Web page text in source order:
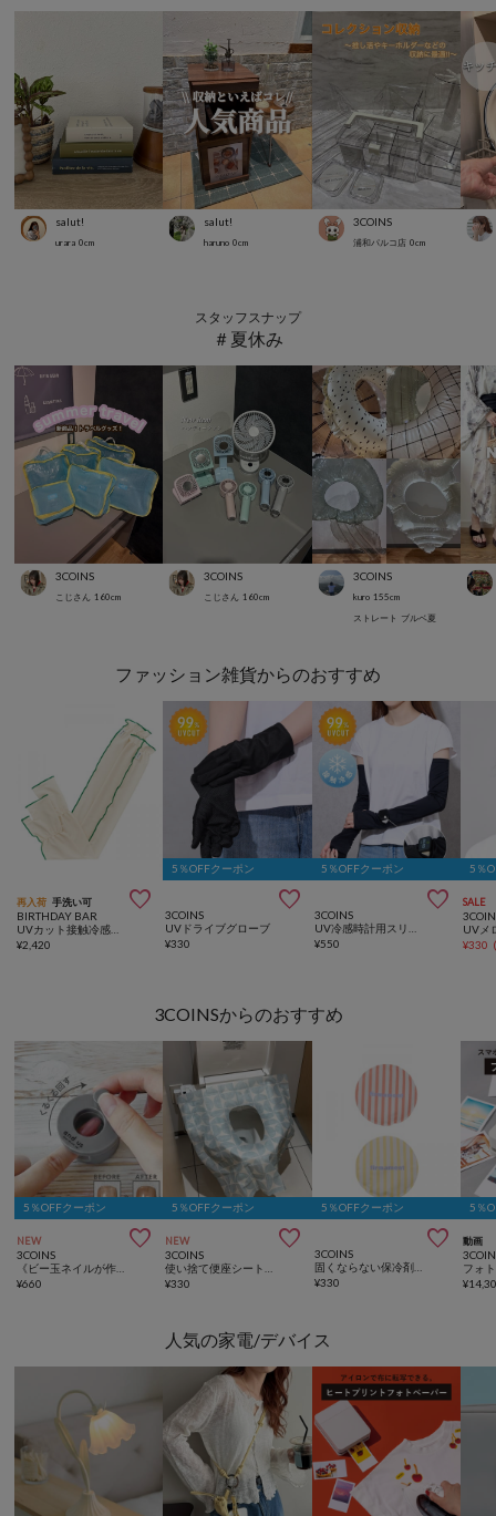
salut!
urara 0cm
salut!
haruno 0cm
3COINS
浦和パルコ店 0cm
スタッフスナップ
＃夏休み
3COINS
こじさん 160cm
3COINS
こじさん 160cm
3COINS
kuro 155cm
ストレート ブルベ夏
ファッション雑貨からのおすすめ
再入荷 手洗い可 
BIRTHDAY BAR
¥2,420
5％OFFクーポン

3COINS
UVドライブグローブ
¥330
5％OFFクーポン

3COINS
¥550
5％
SALE
¥330
3COINSからのおすすめ
5％OFFクーポン
NEW 
3COINS
¥660
5％OFFクーポン
NEW 
3COINS
¥330
5％OFFクーポン

3COINS
固くならない保冷剤2個セット
¥330
5％
動画
フォ
¥
人気の家電/デバイス